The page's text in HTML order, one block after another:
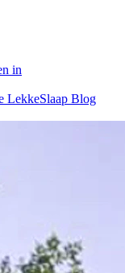
in
LekkeSlaap Blog